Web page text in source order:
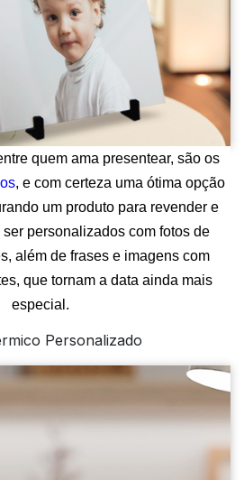
Um dos queridinhos entre quem ama presentear, são os
, e com certeza uma ótima opção
um produto para revender e
ser personalizados com fotos de
além de frases e imagens com
que tornam a data ainda mais
especial.
Personalizado